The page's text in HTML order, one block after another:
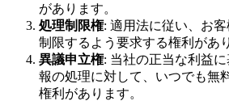
があります。
処理制限権: 適用法に従い、お
制限するよう要求する権利があ
異議申立権: 当社の正当な利益
報の処理に対して、いつでも無
権利があります。